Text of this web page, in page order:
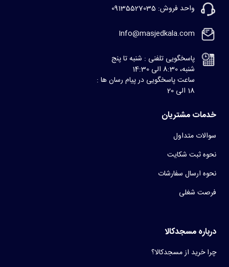
واحد فروش: 09135527035
Info@masjedkala.com
پاسخگویی تلفنی : شنبه تا پنج
شنبه، 8:30 الی 14:30
ساعت پاسخگویی در پیام رسان ها :
18 الی 20
خدمات مشتریان
سوالات متداول
نحوه ثبت شکایت
نحوه ارسال سفارشات
فرصت شغلی
درباره مسجدکالا
چرا خرید از مسجدکالا؟